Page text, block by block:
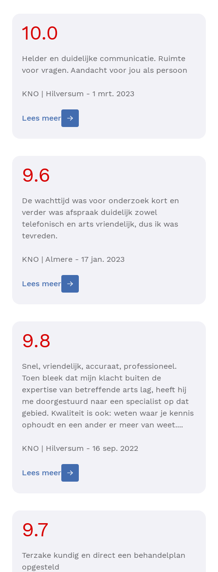
10.0
Helder en duidelijke communicatie. Ruimte
voor vragen. Aandacht voor jou als persoon
KNO | Hilversum - 1 mrt. 2023
Lees meer
9.6
De wachttijd was voor onderzoek kort en
verder was afspraak duidelijk zowel
telefonisch en arts vriendelijk, dus ik was
tevreden.
KNO | Almere - 17 jan. 2023
Lees meer
9.8
Snel, vriendelijk, accuraat, professioneel.
Toen bleek dat mijn klacht buiten de
expertise van betreffende arts lag, heeft hij
me doorgestuurd naar een specialist op dat
gebied. Kwaliteit is ook: weten waar je kennis
ophoudt en een ander er meer van weet....
KNO | Hilversum - 16 sep. 2022
Lees meer
9.7
Terzake kundig en direct een behandelplan
opgesteld